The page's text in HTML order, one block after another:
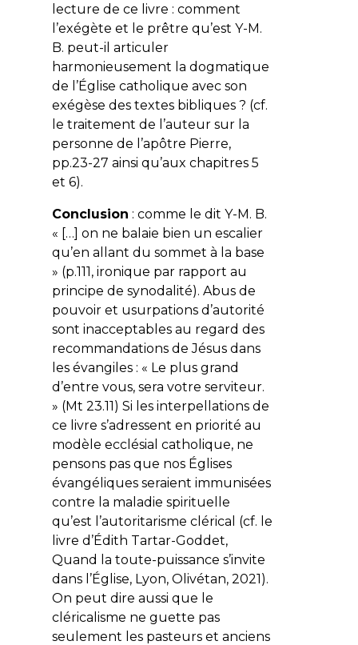
lecture de ce livre : comment
l’exégète et le prêtre qu’est Y-M.
B. peut-il articuler
harmonieusement la dogmatique
de l’Église catholique avec son
exégèse des textes bibliques ? (cf.
le traitement de l’auteur sur la
personne de l’apôtre Pierre,
pp.23-27 ainsi qu’aux chapitres 5
et 6).
Conclusion : comme le dit Y-M. B.
« […] on ne balaie bien un escalier
qu’en allant du sommet à la base
» (p.111, ironique par rapport au
principe de synodalité). Abus de
pouvoir et usurpations d’autorité
sont inacceptables au regard des
recommandations de Jésus dans
les évangiles : « Le plus grand
d’entre vous, sera votre serviteur.
» (Mt 23.11) Si les interpellations de
ce livre s’adressent en priorité au
modèle ecclésial catholique, ne
pensons pas que nos Églises
évangéliques seraient immunisées
contre la maladie spirituelle
qu’est l’autoritarisme clérical (cf. le
livre d’Édith Tartar-Goddet,
Quand la toute-puissance s’invite
dans l’Église, Lyon, Olivétan, 2021).
On peut dire aussi que le
cléricalisme ne guette pas
seulement les pasteurs et anciens